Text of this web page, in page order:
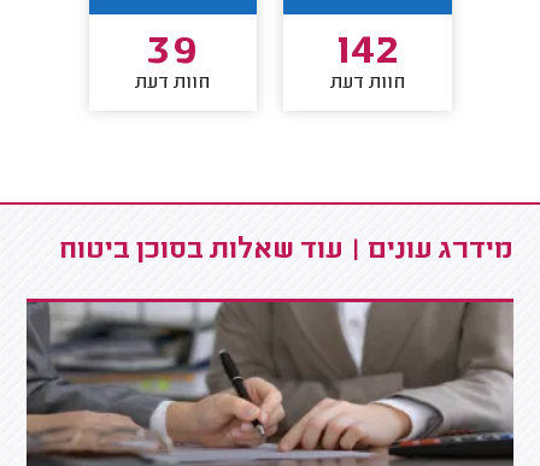
142
חוות דעת
39
חוות דעת
מידרג עונים | עוד שאלות בסוכן ביטוח